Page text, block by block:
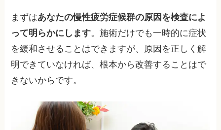
まずはあなたの慢性疲労症候群の原因を検査によ
って明らかにします。施術だけでも一時的に症状
を緩和させることはできますが、原因を正しく解
明できていなければ、根本から改善することはで
きないからです。